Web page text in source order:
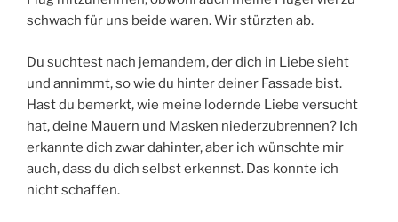
schwach für uns beide waren. Wir stürzten ab.
Du suchtest nach jemandem, der dich in Liebe sieht
und annimmt, so wie du hinter deiner Fassade bist.
Hast du bemerkt, wie meine lodernde Liebe versucht
hat, deine Mauern und Masken niederzubrennen? Ich
erkannte dich zwar dahinter, aber ich wünschte mir
auch, dass du dich selbst erkennst. Das konnte ich
nicht schaffen.